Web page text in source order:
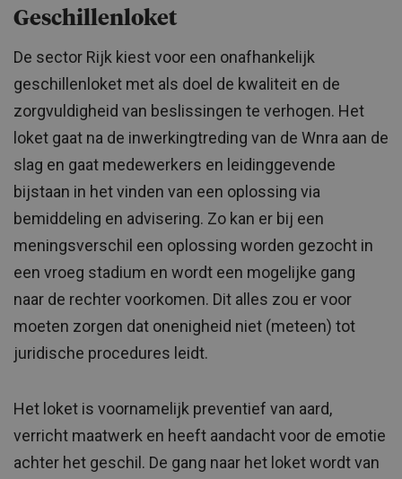
Geschillenloket
De sector Rijk kiest voor een onafhankelijk
geschillenloket met als doel de kwaliteit en de
zorgvuldigheid van beslissingen te verhogen. Het
loket gaat na de inwerkingtreding van de Wnra aan de
slag en gaat medewerkers en leidinggevende
bijstaan in het vinden van een oplossing via
bemiddeling en advisering. Zo kan er bij een
meningsverschil een oplossing worden gezocht in
een vroeg stadium en wordt een mogelijke gang
naar de rechter voorkomen. Dit alles zou er voor
moeten zorgen dat onenigheid niet (meteen) tot
juridische procedures leidt.
Het loket is voornamelijk preventief van aard,
verricht maatwerk en heeft aandacht voor de emotie
achter het geschil. De gang naar het loket wordt van